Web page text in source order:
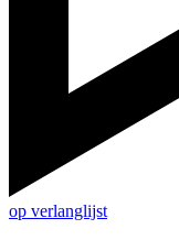
op verlanglijst